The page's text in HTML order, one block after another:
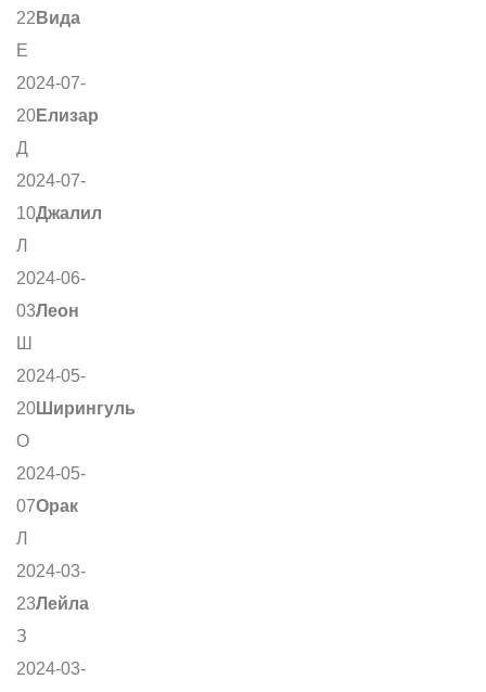
22 Вида
Е
2024-07-
20Елизар
Д
2024-07-
10Джалил
Л
2024-06-
03Леон
Ш
2024-05-
20Ширингуль
О
2024-05-
07Орак
Л
2024-03-
23Лейла
З
2024-03-